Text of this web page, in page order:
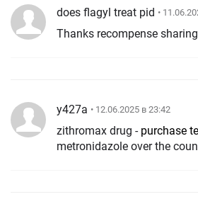
does flagyl treat pid •
Thanks recompense
y427a • 12.06.2025 в 23:42
zithromax drug - purchase
metronidazole over the